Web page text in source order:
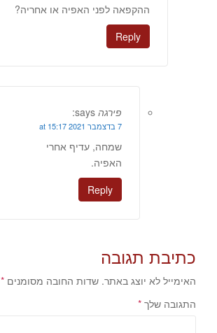
ההקפאה לפני האפיה או אחריה?
Reply
פירגה says:
7 בדצמבר 2021 at 15:17
שמחה, עדיף אחרי
האפיה.
Reply
כתיבת תגובה
האימייל לא יוצג באתר. שדות החובה מסומנים *
התגובה שלך *